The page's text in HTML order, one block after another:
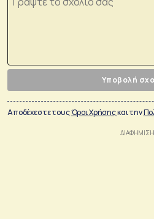
Υποβολή
Αποδέχεστε τουςΌροι Χρήσηςκαι την